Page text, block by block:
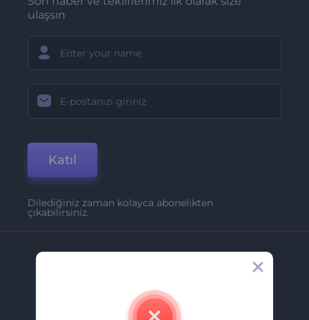
ulaşsın
Katıl
Dilediğiniz zaman kolayca abonelikten
çıkabilirsiniz.
İletişim